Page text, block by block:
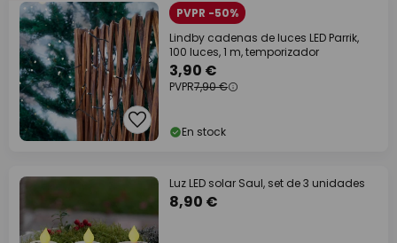
PVPR -50%
Lindby cadenas de luces LED Parrik,
100 luces, 1 m, temporizador
3,90 €
PVPR7,90 €
En stock
Luz LED solar Saul, set de 3 unidades
8,90 €